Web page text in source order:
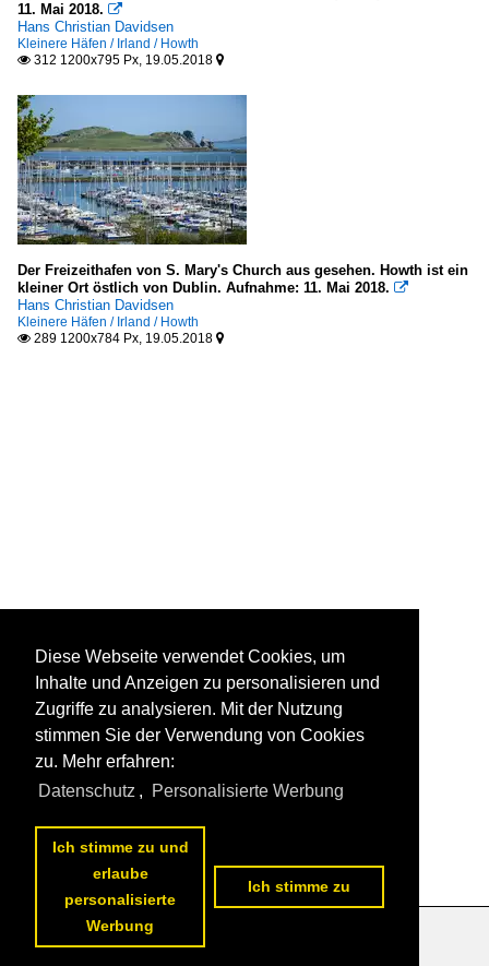
11. Mai 2018. 
Hans Christian Davidsen
Kleinere Häfen / Irland / Howth
 312 1200x795 Px, 19.05.2018 
Der Freizeithafen von S. Mary's Church aus gesehen. Howth ist ein
kleiner Ort östlich von Dublin. Aufnahme: 11. Mai 2018. 
Hans Christian Davidsen
Kleinere Häfen / Irland / Howth
 289 1200x784 Px, 19.05.2018 
Datenschutzerklärung
Diese Webseite verwendet Cookies, um
Inhalte und Anzeigen zu personalisieren und
Zugriffe zu analysieren. Mit der Nutzung
stimmen Sie der Verwendung von Cookies
zu. Mehr erfahren:
Datenschutz , Personalisierte Werbung
Ich stimme zu und
erlaube
personalisierte
Werbung
Ich stimme zu